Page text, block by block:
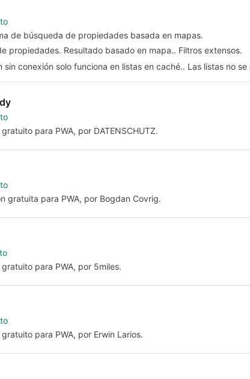
de búsqueda de propiedades basada en mapas.
propiedades. Resultado basado en mapa.. Filtros extensos.
sin conexión solo funciona en listas en caché.. Las listas no
para PWA, por DATENSCHUTZ.
gratuita para PWA, por Bogdan Covrig.
para PWA, por 5miles.
para PWA, por Erwin Larios.